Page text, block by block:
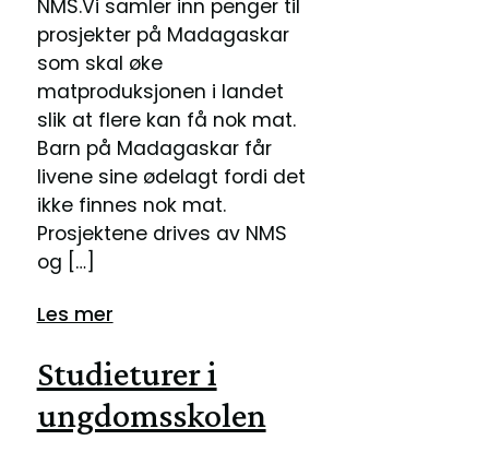
NMS.Vi samler inn penger til
prosjekter på Madagaskar
som skal øke
matproduksjonen i landet
slik at flere kan få nok mat.
Barn på Madagaskar får
livene sine ødelagt fordi det
ikke finnes nok mat.
Prosjektene drives av NMS
og […]
Les mer
Studieturer i
ungdomsskolen